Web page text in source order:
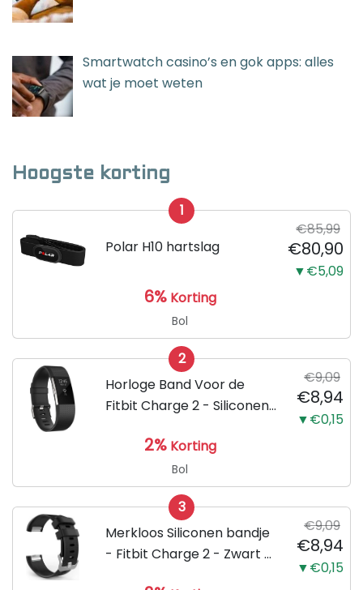
Smartwatch casino’s en gok apps: alles
wat je moet weten
Hoogste korting
1
Polar H10 hartslag
€85,99
€80,90
▼€5,09
6% Korting
Bol
2
Horloge Band Voor de
Fitbit Charge 2 - Siliconen
Armband Large - Geschikt
voor de Activity Tracker /
Polsband / Strap Band /...
€9,09
€8,94
▼€0,15
2% Korting
Bol
3
Merkloos Siliconen bandje
- Fitbit Charge 2 - Zwart -
€9,09
€8,94
▼€0,15